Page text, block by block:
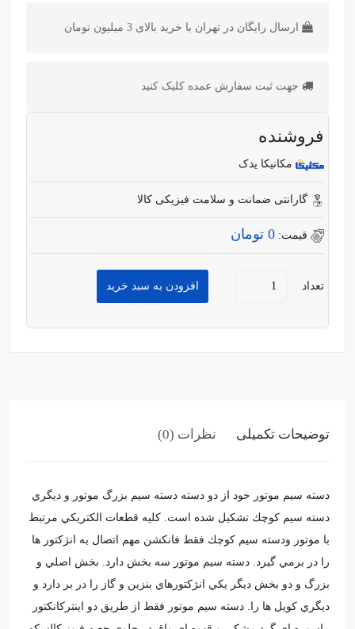
ارسال رایگان در تهران با خرید بالای 3 میلیون تومان
جهت ثبت سفارش عمده کلیک کنید
فروشنده
مکانیکا یدک
گارانتی ضمانت و سلامت فیزیکی کالا
قیمت: 0 تومان
تعداد افزودن به سبد خرید
توضیحات تکمیلی نظرات (0)
دسته سيم موتور خود از دو دسته دسته سيم بزرگ موتور و ديگري
دسته سيم كوچك تشكيل شده است. كليه قطعات الكتريكي مرتبط
با موتور ودسته سيم كوچك فقط فانكشن مهم اتصال به انژكتور ها
را در برمي گيرد. دسته سيم موتور سه بخش دارد. بخش اصلي و
بزرگ و دو بخش ديگر يكي انژكتورهاي بنزين و گاز را در بر دارد و
ديگري كويل ها را. دسته سيم موتور فقط از طريق دو اينتركانكتور